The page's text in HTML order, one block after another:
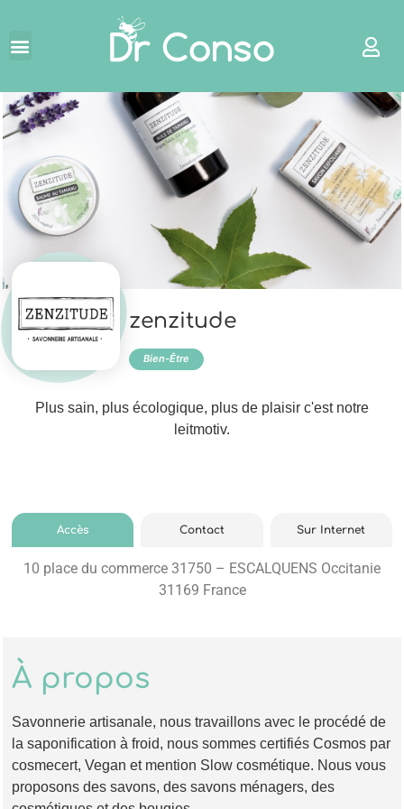
zenzitude
Bien-Être
Plus sain, plus écologique, plus de plaisir c'est notre
leitmotiv.
Accès
10 place du commerce 31750 – ESCALQUENS Occitanie
31169 France
Contact Sur Internet
À propos
Savonnerie artisanale, nous travaillons avec le procédé de
la saponification à froid, nous sommes certifiés Cosmos par
cosmecert, Vegan et mention Slow cosmétique. Nous vous
proposons des savons, des savons ménagers, des